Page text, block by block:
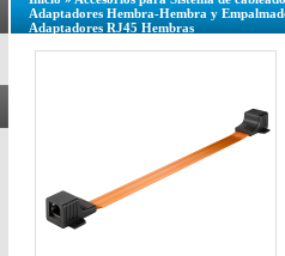
Adaptadores Hembra-Hembra y
Adaptadores RJ45 Hembras